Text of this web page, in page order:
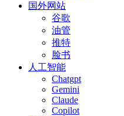
国外网站
谷歌
油管
推特
脸书
人工智能
Chatgpt
‎Gemini
Claude
Copilot